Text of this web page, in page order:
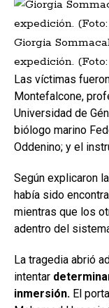
Giorgia
expedición.
Las víctimas
Montefalcone,
Universidad de
biólogo marino
Oddenino; y el
Según explicaron
había sido
mientras que los
adentro del
La tragedia abrió
intentar
inmersión. El